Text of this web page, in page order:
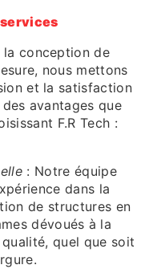
la conception de
nous mettons
et la satisfaction
avantages que
F.R Tech :
: Notre équipe
dans la
de structures en
dévoués à la
quel que soit